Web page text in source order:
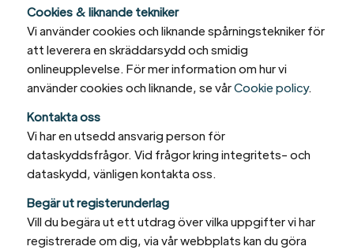
Cookies & liknande tekniker
Vi använder cookies och liknande spårningstekniker för
att leverera en skräddarsydd och smidig
onlineupplevelse. För mer information om hur vi
använder cookies och liknande, se vårCookie policy.
Kontakta oss
Vi har en utsedd ansvarig person för
dataskyddsfrågor. Vid frågor kring integritets- och
dataskydd, vänligen kontakta oss.
Begär ut registerunderlag
Vill du begära ut ett utdrag över vilka uppgifter vi har
registrerade om dig, via vår webbplats kan du göra